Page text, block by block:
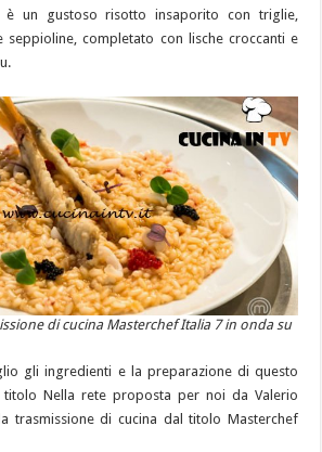
un gustoso risotto insaporito con triglie,
seppioline, completato con lische croccanti e
di cucina Masterchef Italia 7 in onda su
gli ingredienti e la preparazione di questo
Nella rete proposta per noi da Valerio
trasmissione di cucina dal titolo Masterchef